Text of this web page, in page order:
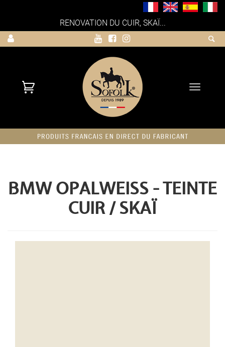
RENOVATION DU CUIR, SKAÏ...
Toggle
BMW OPALWEISS - TEINTE
CUIR / SKAÏ